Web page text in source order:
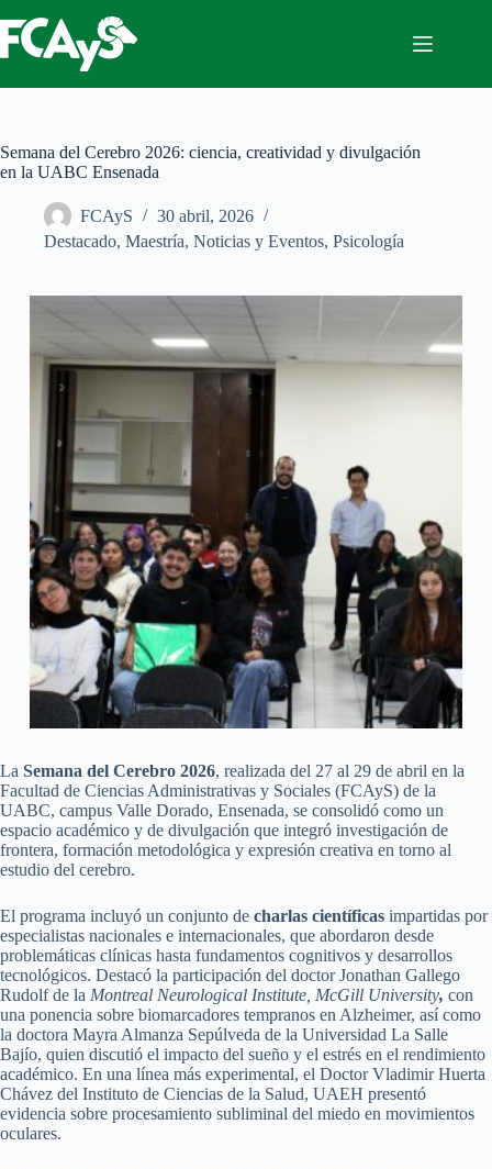
al
contenido
Semana del Cerebro 2026: ciencia, creatividad y divulgación
en la UABC Ensenada
FCAyS
30 abril, 2026
Destacado, Maestría, Noticias y Eventos, Psicología
La Semana del Cerebro 2026, realizada del 27 al 29 de abril en la
Facultad de Ciencias Administrativas y Sociales (FCAyS) de la
UABC, campus Valle Dorado, Ensenada, se consolidó como un
espacio académico y de divulgación que integró investigación de
frontera, formación metodológica y expresión creativa en torno al
estudio del cerebro.
El programa incluyó un conjunto de charlas científicas impartidas por
especialistas nacionales e internacionales, que abordaron desde
problemáticas clínicas hasta fundamentos cognitivos y desarrollos
tecnológicos. Destacó la participación del doctor Jonathan Gallego
Rudolf de la Montreal Neurological Institute, McGill University, con
una ponencia sobre biomarcadores tempranos en Alzheimer, así como
la doctora Mayra Almanza Sepúlveda de la Universidad La Salle
Bajío, quien discutió el impacto del sueño y el estrés en el rendimiento
académico. En una línea más experimental, el Doctor Vladimir Huerta
Chávez del Instituto de Ciencias de la Salud, UAEH presentó
evidencia sobre procesamiento subliminal del miedo en movimientos
oculares.